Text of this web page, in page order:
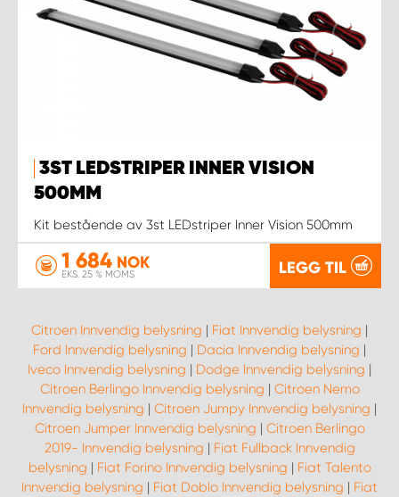
3ST LEDSTRIPER INNER VISION
500MM
Kit bestående av 3st LEDstriper Inner Vision 500mm
1 684 NOK
EKS. 25 % MOMS LEGG TIL
Citroen Innvendig belysning | Fiat Innvendig belysning |
Ford Innvendig belysning | Dacia Innvendig belysning |
Iveco Innvendig belysning | Dodge Innvendig belysning |
Citroen Berlingo Innvendig belysning | Citroen Nemo
Innvendig belysning | Citroen Jumpy Innvendig belysning |
Citroen Jumper Innvendig belysning | Citroen Berlingo
2019- Innvendig belysning | Fiat Fullback Innvendig
belysning | Fiat Forino Innvendig belysning | Fiat Talento
Innvendig belysning | Fiat Doblo Innvendig belysning | Fiat